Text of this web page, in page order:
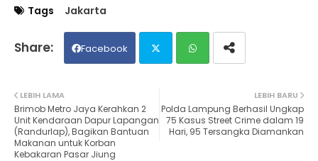
Tags Jakarta
Facebook
ter ats
LEBIH BARU
Polda Lampung Berhasil Ungkap
75 Kasus Street Crime dalam 19
Hari, 95 Tersangka Diamankan
LEBIH LAMA
Brimob Metro Jaya Kerahkan 2
Unit Kendaraan Dapur Lapangan
(Randurlap), Bagikan Bantuan
Makanan untuk Korban
Kebakaran Pasar Jiung